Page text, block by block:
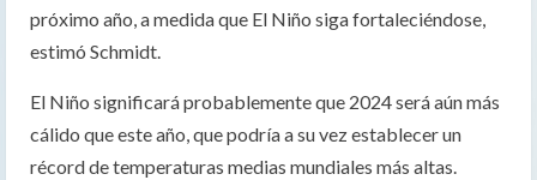
próximo año, a medida que El Niño siga fortaleciéndose,
estimó Schmidt.
El Niño significará probablemente que 2024 será aún más
cálido que este año, que podría a su vez establecer un
récord de temperaturas medias mundiales más altas.